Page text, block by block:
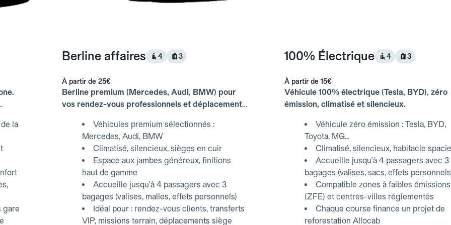
la
gare
Berline affaires 4 3
À partir de 25€
Berline premium (Mercedes, Audi, BMW) pour
vos rendez-vous professionnels et déplacements
Véhicules premium sélectionnés :
Mercedes, Audi, BMW
Climatisé, silencieux, sièges en cuir
Espace aux jambes généreux, finitions
haut de gamme
Accueille jusqu'à 4 passagers avec 3
bagages (valises, malles, effets personnels)
Idéal pour : rendez-vous clients, transferts
VIP, missions terrain, déplacements siège
100% Électrique 4 3
À partir de 15€
Véhicule 100% électrique (Tesla, BYD), zéro
émission, climatisé et silencieux.
Véhicule zéro émission : Tesla, BYD,
Toyota, MG...
Climatisé, silencieux, habitacle
Accueille jusqu'à 4 passagers avec 3
bagages (valises, sacs, effets
Compatible zones à faibles émissions
(ZFE) et centres-villes réglementés
Chaque course finance un projet de
reforestation Allocab